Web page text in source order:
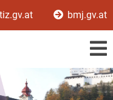
bmj.gv.at